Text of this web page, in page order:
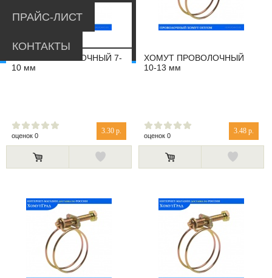
ПРАЙС-ЛИСТ
КОНТАКТЫ
ХОМУТ ПРОВОЛОЧНЫЙ 7-
10 мм
3.30 р.
оценок 0
ХОМУТ ПРОВОЛОЧНЫЙ
10-13 мм
3.48 р.
оценок 0